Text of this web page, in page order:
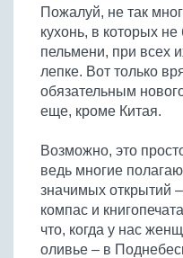
Из мясопродуктов
Морепродукты
Суши и роллы
Тушеная птица
Из фарша птицы
Из субпродуктов
Тушеные овощи
Запеченные овощи
Пироги и пирожки
Кексы и маффины
Блины и оладьи
Кремы
Все соусы
Соусы к мясу
Соусы к рыбе
Соусы к овощам
Другие соусы
Напитки
Все напитки
Алкогольные
Безалкогольные
Заготовки
Все заготовки
Ягоды и фрукты
Грибы
Другие заготовки
Десерты
Конфеты и сладости
Десерты
Молочные продукты
Пельмени, вареники
Макароны
Грибы
Пожалуй, не так
кухонь, в которых
пельмени, при всех
лепке. Вот только
обязательным
еще, кроме Китая.
Возможно, это
ведь многие
значимых открытий
компас и
что, когда у нас
оливье – в